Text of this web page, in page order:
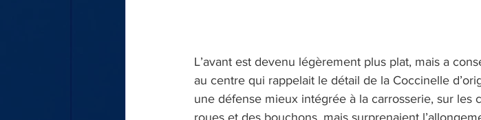
L’avant est devenu légèrement plus plat, mais a
au centre qui rappelait le détail de la Coccinelle
une défense mieux intégrée à la carrosserie, sur les
roues et des bouchons, mais surprenaient